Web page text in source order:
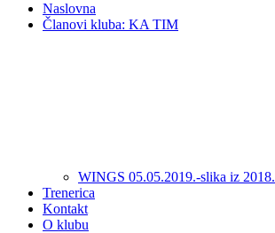
Naslovna
Članovi kluba: KA TIM
WINGS 05.05.2019.-slika iz 2018.
Trenerica
Kontakt
O klubu